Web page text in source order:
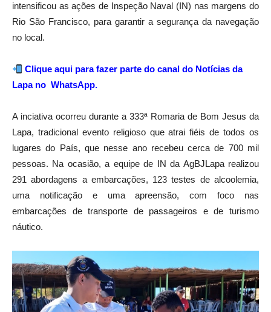
intensificou as ações de Inspeção Naval (IN) nas margens do
Rio São Francisco, para garantir a segurança da navegação
no local.
Clique aqui para fazer parte do canal do Notícias da
Lapa no WhatsApp.
A inciativa ocorreu durante a 333ª Romaria de Bom Jesus da
Lapa, tradicional evento religioso que atrai fiéis de todos os
lugares do País, que nesse ano recebeu cerca de 700 mil
pessoas. Na ocasião, a equipe de IN da AgBJLapa realizou
291 abordagens a embarcações, 123 testes de alcoolemia,
uma notificação e uma apreensão, com foco nas
embarcações de transporte de passageiros e de turismo
náutico.